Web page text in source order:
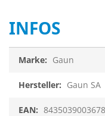
INFOS
Gaun
Gaun SA
8435039003678